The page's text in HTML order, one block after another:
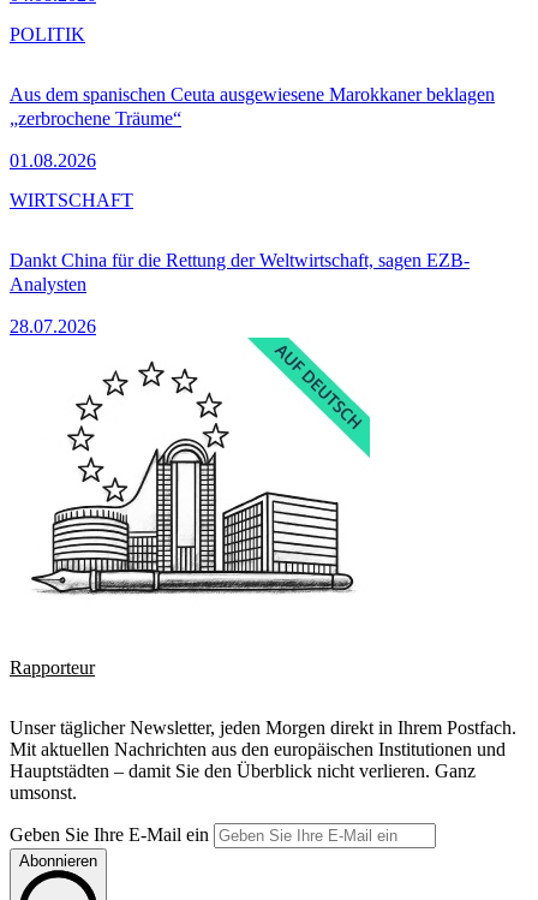
Aus dem spanischen Ceuta ausgewiesene Marokkaner beklagen
„zerbrochene Träume“
01.08.2026
POLITIK
Dankt China für die Rettung der Weltwirtschaft, sagen EZB-
Analysten
28.07.2026
WIRTSCHAFT
Rapporteur
Unser täglicher Newsletter, jeden Morgen direkt in Ihrem Postfach.
Mit aktuellen Nachrichten aus den europäischen Institutionen und
Hauptstädten – damit Sie den Überblick nicht verlieren. Ganz
umsonst.
Geben Sie Ihre E-Mail ein
Abonnieren